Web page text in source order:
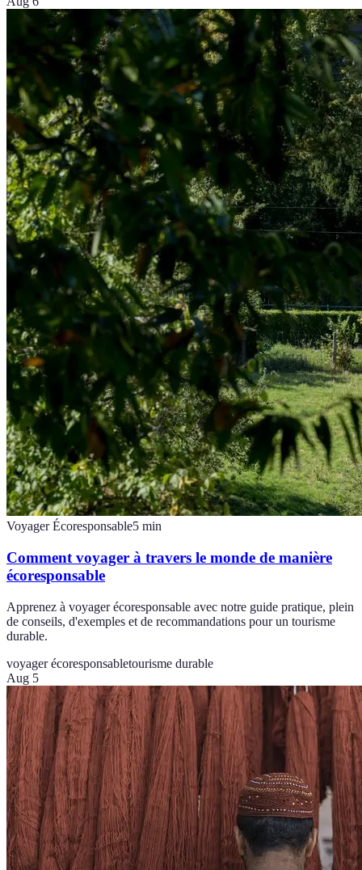
Voyager Écoresponsable5 min
Comment voyager à travers le monde de manière
écoresponsable
Apprenez à voyager écoresponsable avec notre guide pratique, plein
de conseils, d'exemples et de recommandations pour un tourisme
durable.
voyager écoresponsabletourisme durable
Aug 5